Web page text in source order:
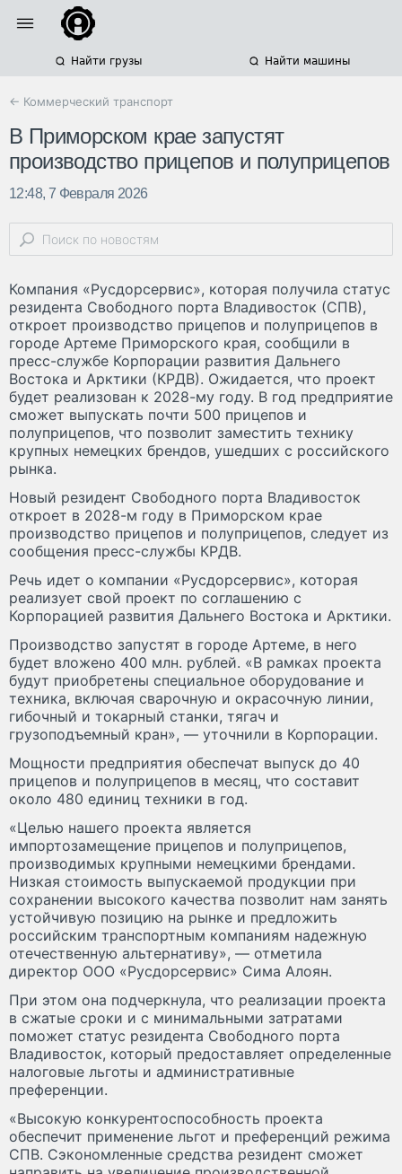
Найти грузы Найти машины
← Коммерческий транспорт
В Приморском крае запустят
производство прицепов и полуприцепов
12:48, 7 Февраля 2026
Компания «Русдорсервис», которая получила статус
резидента Свободного порта Владивосток (СПВ),
откроет производство прицепов и полуприцепов в
городе Артеме Приморского края, сообщили в
пресс-службе Корпорации развития Дальнего
Востока и Арктики (КРДВ). Ожидается, что проект
будет реализован к 2028-му году. В год предприятие
сможет выпускать почти 500 прицепов и
полуприцепов, что позволит заместить технику
крупных немецких брендов, ушедших с российского
рынка.
Новый резидент Свободного порта Владивосток
откроет в 2028-м году в Приморском крае
производство прицепов и полуприцепов, следует из
сообщения пресс-службы КРДВ.
Речь идет о компании «Русдорсервис», которая
реализует свой проект по соглашению с
Корпорацией развития Дальнего Востока и Арктики.
Производство запустят в городе Артеме, в него
будет вложено 400 млн. рублей. «В рамках проекта
будут приобретены специальное оборудование и
техника, включая сварочную и окрасочную линии,
гибочный и токарный станки, тягач и
грузоподъемный кран», — уточнили в Корпорации.
Мощности предприятия обеспечат выпуск до 40
прицепов и полуприцепов в месяц, что составит
около 480 единиц техники в год.
«Целью нашего проекта является
импортозамещение прицепов и полуприцепов,
производимых крупными немецкими брендами.
Низкая стоимость выпускаемой продукции при
сохранении высокого качества позволит нам занять
устойчивую позицию на рынке и предложить
российским транспортным компаниям надежную
отечественную альтернативу», — отметила
директор ООО «Русдорсервис» Сима Алоян.
При этом она подчеркнула, что реализации проекта
в сжатые сроки и с минимальными затратами
поможет статус резидента Свободного порта
Владивосток, который предоставляет определенные
налоговые льготы и административные
преференции.
«Высокую конкурентоспособность проекта
обеспечит применение льгот и преференций режима
СПВ. Сэкономленные средства резидент сможет